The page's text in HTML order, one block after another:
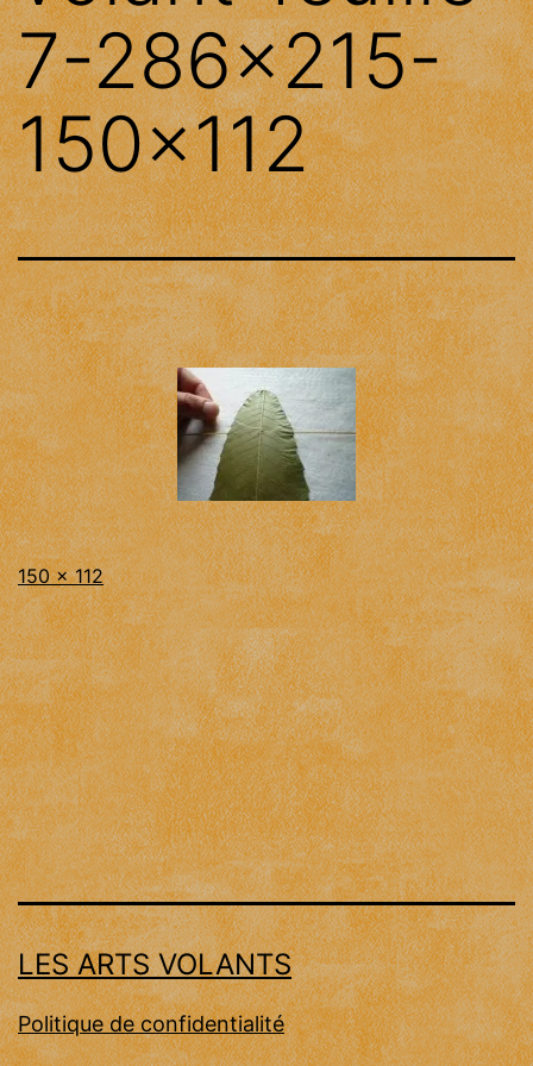
7-286×215-
150×112
Publié
dans
Plans
Taille
originale
150 × 112
LES ARTS VOLANTS
Politique de confidentialité